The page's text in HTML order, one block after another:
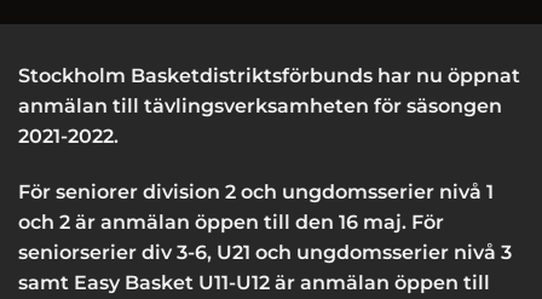
Stockholm Basketdistriktsförbunds har nu öppnat
anmälan till tävlingsverksamheten för säsongen
2021-2022.
För seniorer division 2 och ungdomsserier nivå 1
och 2 är anmälan öppen till den 16 maj. För
seniorserier div 3-6, U21 och ungdomsserier nivå 3
samt Easy Basket U11-U12 är anmälan öppen till